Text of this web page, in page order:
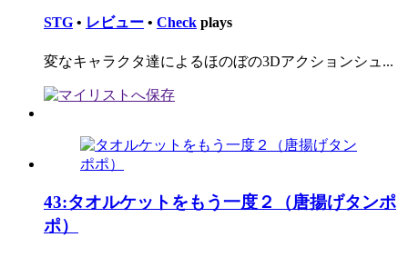
STG • レビュー • Check plays
変なキャラクタ達によるほのぼの3Dアクションシュ...
43:タオルケットをもう一度２（唐揚げタンポ
ポ）